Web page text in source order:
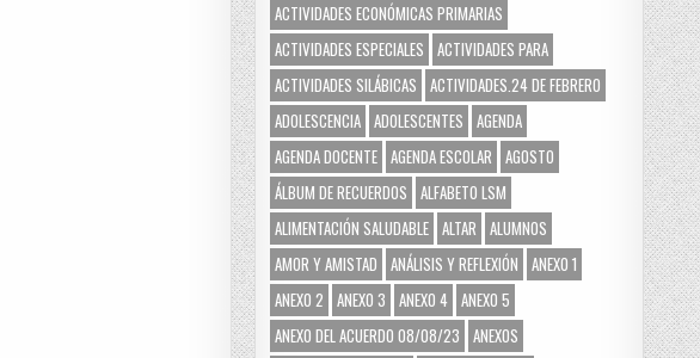
ACTIVIDADES ECONÓMICAS PRIMARIAS
ACTIVIDADES ESPECIALES ACTIVIDADES PARA
ACTIVIDADES SILÁBICAS ACTIVIDADES.24 DE FEBRERO
ADOLESCENCIA ADOLESCENTES AGENDA
AGENDA DOCENTE AGENDA ESCOLAR AGOSTO
ÁLBUM DE RECUERDOS ALFABETO LSM
ALIMENTACIÓN SALUDABLE ALTAR ALUMNOS
AMOR Y AMISTAD ANÁLISIS Y REFLEXIÓN ANEXO 1
ANEXO 2 ANEXO 3 ANEXO 4 ANEXO 5
ANEXO DEL ACUERDO 08/08/23 ANEXOS